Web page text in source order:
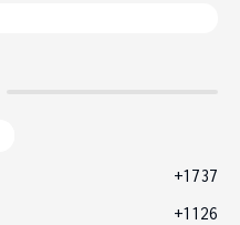
+1737
+1126